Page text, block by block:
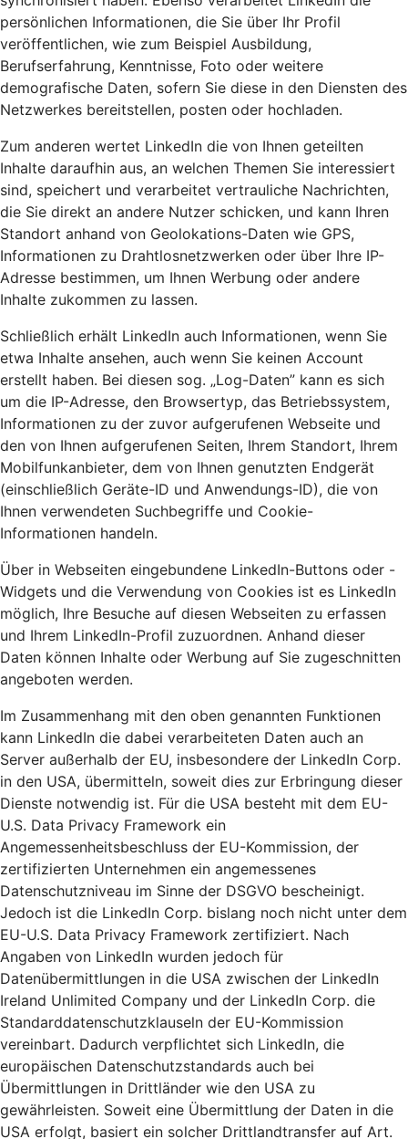
persönlichen Informationen, die Sie über Ihr Profil
veröffentlichen, wie zum Beispiel Ausbildung,
Berufserfahrung, Kenntnisse, Foto oder weitere
demografische Daten, sofern Sie diese in den Diensten des
Netzwerkes bereitstellen, posten oder hochladen.
Zum anderen wertet LinkedIn die von Ihnen geteilten
Inhalte daraufhin aus, an welchen Themen Sie interessiert
sind, speichert und verarbeitet vertrauliche Nachrichten,
die Sie direkt an andere Nutzer schicken, und kann Ihren
Standort anhand von Geolokations-Daten wie GPS,
Informationen zu Drahtlosnetzwerken oder über Ihre IP-
Adresse bestimmen, um Ihnen Werbung oder andere
Inhalte zukommen zu lassen.
Schließlich erhält LinkedIn auch Informationen, wenn Sie
etwa Inhalte ansehen, auch wenn Sie keinen Account
erstellt haben. Bei diesen sog. „Log-Daten” kann es sich
um die IP-Adresse, den Browsertyp, das Betriebssystem,
Informationen zu der zuvor aufgerufenen Webseite und
den von Ihnen aufgerufenen Seiten, Ihrem Standort, Ihrem
Mobilfunkanbieter, dem von Ihnen genutzten Endgerät
(einschließlich Geräte-ID und Anwendungs-ID), die von
Ihnen verwendeten Suchbegriffe und Cookie-
Informationen handeln.
Über in Webseiten eingebundene LinkedIn-Buttons oder -
Widgets und die Verwendung von Cookies ist es LinkedIn
möglich, Ihre Besuche auf diesen Webseiten zu erfassen
und Ihrem LinkedIn-Profil zuzuordnen. Anhand dieser
Daten können Inhalte oder Werbung auf Sie zugeschnitten
angeboten werden.
Im Zusammenhang mit den oben genannten Funktionen
kann LinkedIn die dabei verarbeiteten Daten auch an
Server außerhalb der EU, insbesondere der LinkedIn Corp.
in den USA, übermitteln, soweit dies zur Erbringung dieser
Dienste notwendig ist. Für die USA besteht mit dem EU-
U.S. Data Privacy Framework ein
Angemessenheitsbeschluss der EU-Kommission, der
zertifizierten Unternehmen ein angemessenes
Datenschutzniveau im Sinne der DSGVO bescheinigt.
Jedoch ist die LinkedIn Corp. bislang noch nicht unter dem
EU-U.S. Data Privacy Framework zertifiziert. Nach
Angaben von LinkedIn wurden jedoch für
Datenübermittlungen in die USA zwischen der LinkedIn
Ireland Unlimited Company und der LinkedIn Corp. die
Standarddatenschutzklauseln der EU-Kommission
vereinbart. Dadurch verpflichtet sich LinkedIn, die
europäischen Datenschutzstandards auch bei
Übermittlungen in Drittländer wie den USA zu
gewährleisten. Soweit eine Übermittlung der Daten in die
USA erfolgt, basiert ein solcher Drittlandtransfer auf Art.